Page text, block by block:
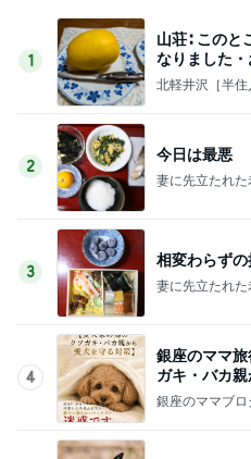
1
山荘∶ このと
なりました
北軽井沢［半住
2
今日は最悪
妻に先立たれ
3
相変わらずの
妻に先立たれ
4
銀座のママ
ガキ・バカ親
銀座のママブロ